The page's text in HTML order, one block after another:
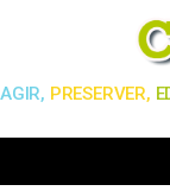
AGIR, PRESERVER,